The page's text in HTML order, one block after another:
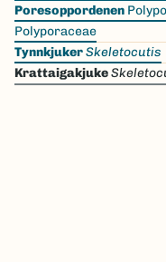
Poresoppordenen
Polyporaceae
TynnkjukerSkeletocutis
Krattaigakjuke